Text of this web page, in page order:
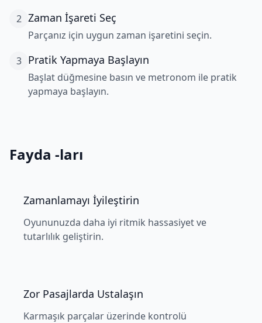
2 Zaman İşareti Seç
Parçanız için uygun zaman işaretini seçin.
3 Pratik Yapmaya Başlayın
Başlat düğmesine basın ve metronom ile pratik
yapmaya başlayın.
Fayda -ları
Zamanlamayı İyileştirin
Oyununuzda daha iyi ritmik hassasiyet ve
tutarlılık geliştirin.
Zor Pasajlarda Ustalaşın
Karmaşık parçalar üzerinde kontrolü